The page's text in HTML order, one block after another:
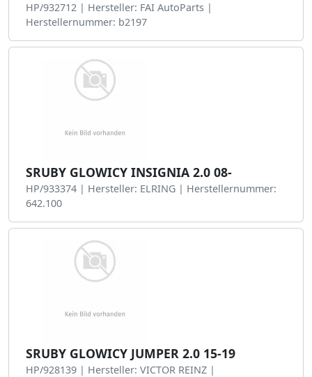
HP/932712 | Hersteller: FAI AutoParts |
Herstellernummer: b2197
SRUBY GLOWICY INSIGNIA 2.0 08-
HP/933374 | Hersteller: ELRING | Herstellernummer:
642.100
SRUBY GLOWICY JUMPER 2.0 15-19
HP/928139 | Hersteller: VICTOR REINZ |